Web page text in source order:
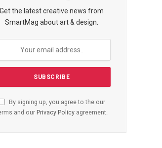
Get the latest creative news from
SmartMag about art & design.
By signing up, you agree to the our
and ourPrivacy Policyagreement.